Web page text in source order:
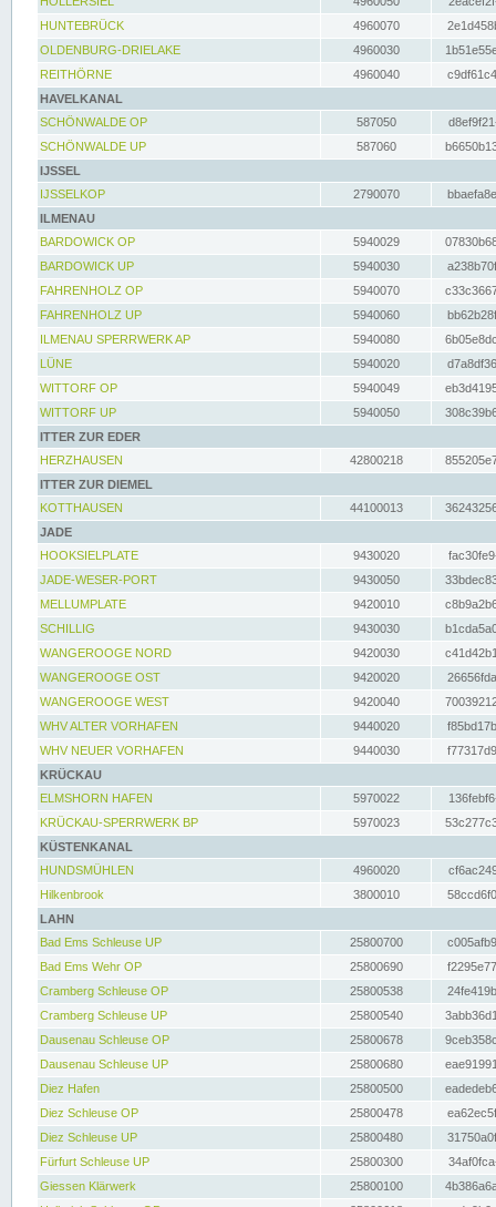
HUNTEBRÜCK
4960070
OLDENBURG-DRIELAKE
4960030
REITHÖRNE
4960040
HAVELKANAL
SCHÖNWALDE OP
587050
SCHÖNWALDE UP
587060
IJSSEL
IJSSELKOP
2790070
ILMENAU
BARDOWICK OP
5940029
BARDOWICK UP
5940030
FAHRENHOLZ OP
5940070
FAHRENHOLZ UP
5940060
ILMENAU SPERRWERK AP
5940080
LÜNE
5940020
WITTORF OP
5940049
WITTORF UP
5940050
ITTER ZUR EDER
HERZHAUSEN
42800218
ITTER ZUR DIEMEL
KOTTHAUSEN
44100013
JADE
HOOKSIELPLATE
9430020
JADE-WESER-PORT
9430050
MELLUMPLATE
9420010
SCHILLIG
9430030
WANGEROOGE NORD
9420030
WANGEROOGE OST
9420020
WANGEROOGE WEST
9420040
WHV ALTER VORHAFEN
9440020
WHV NEUER VORHAFEN
9440030
KRÜCKAU
ELMSHORN HAFEN
5970022
KRÜCKAU-SPERRWERK BP
5970023
KÜSTENKANAL
HUNDSMÜHLEN
4960020
Hilkenbrook
3800010
LAHN
Bad Ems Schleuse UP
25800700
Bad Ems Wehr OP
25800690
Cramberg Schleuse OP
25800538
Cramberg Schleuse UP
25800540
Dausenau Schleuse OP
25800678
Dausenau Schleuse UP
25800680
Diez Hafen
25800500
Diez Schleuse OP
25800478
Diez Schleuse UP
25800480
Fürfurt Schleuse UP
25800300
Giessen Klärwerk
25800100